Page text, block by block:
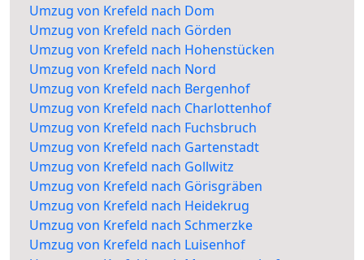
Umzug von Krefeld nach Dom
Umzug von Krefeld nach Görden
Umzug von Krefeld nach Hohenstücken
Umzug von Krefeld nach Nord
Umzug von Krefeld nach Bergenhof
Umzug von Krefeld nach Charlottenhof
Umzug von Krefeld nach Fuchsbruch
Umzug von Krefeld nach Gartenstadt
Umzug von Krefeld nach Gollwitz
Umzug von Krefeld nach Görisgräben
Umzug von Krefeld nach Heidekrug
Umzug von Krefeld nach Schmerzke
Umzug von Krefeld nach Luisenhof